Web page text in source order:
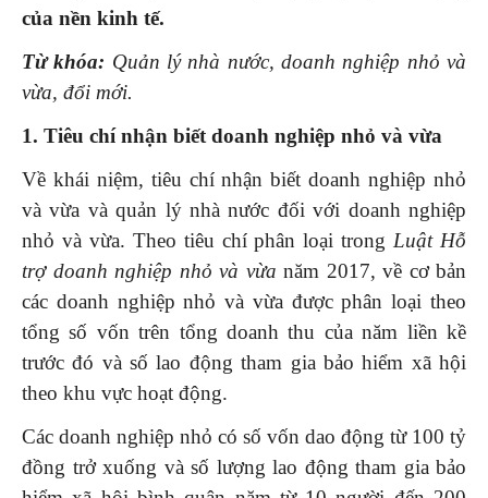
của nền kinh tế.
Từ khóa: Quản lý nhà nước, doanh nghiệp nhỏ và
vừa, đổi mới.
1. Tiêu chí nhận biết doanh nghiệp nhỏ và vừa
Về khái niệm, tiêu chí nhận biết doanh nghiệp nhỏ
và vừa và quản lý nhà nước đối với doanh nghiệp
nhỏ và vừa. Theo tiêu chí phân loại trong Luật Hỗ
trợ doanh nghiệp nhỏ và vừa năm 2017, về cơ bản
các doanh nghiệp nhỏ và vừa được phân loại theo
tổng số vốn trên tổng doanh thu của năm liền kề
trước đó và số lao động tham gia bảo hiểm xã hội
theo khu vực hoạt động.
Các doanh nghiệp nhỏ có số vốn dao động từ 100 tỷ
đồng trở xuống và số lượng lao động tham gia bảo